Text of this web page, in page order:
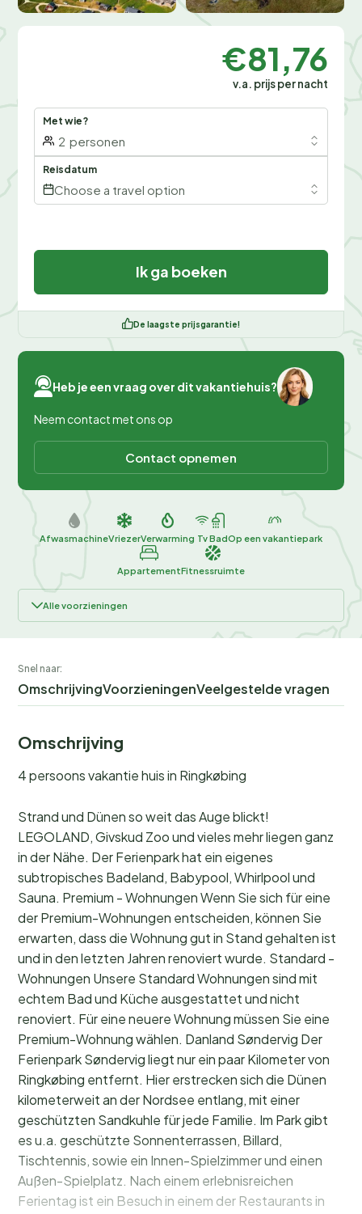
€81,76
v.a. prijs per nacht
Met wie?
2 personen
Reisdatum
Choose a travel option
Ik ga boeken
De laagste prijsgarantie!
Heb je een vraag over dit vakantiehuis?
Neem contact met ons op
Contact opnemen
AfwasmachineVriezerVerwarming TvBadOp een vakantiepark
AppartementFitnessruimte
Alle voorzieningen
Snel naar:
OmschrijvingVoorzieningenVeelgestelde vragen
Omschrijving
4 persoons vakantie huis in Ringkøbing
Strand und Dünen so weit das Auge blickt!
LEGOLAND, Givskud Zoo und vieles mehr liegen ganz
in der Nähe. Der Ferienpark hat ein eigenes
subtropisches Badeland, Babypool, Whirlpool und
Sauna. Premium - Wohnungen Wenn Sie sich für eine
der Premium-Wohnungen entscheiden, können Sie
erwarten, dass die Wohnung gut in Stand gehalten ist
und in den letzten Jahren renoviert wurde. Standard -
Wohnungen Unsere Standard Wohnungen sind mit
echtem Bad und Küche ausgestattet und nicht
renoviert. Für eine neuere Wohnung müssen Sie eine
Premium-Wohnung wählen. Danland Søndervig Der
Ferienpark Søndervig liegt nur ein paar Kilometer von
Ringkøbing entfernt. Hier erstrecken sich die Dünen
kilometerweit an der Nordsee entlang, mit einer
geschützten Sandkuhle für jede Familie. Im Park gibt
es u.a. geschützte Sonnenterrassen, Billard,
Tischtennis, sowie ein Innen-Spielzimmer und einen
Außen-Spielplatz. Nach einem erlebnisreichen
Ferientag ist ein Besuch in einem der Restaurants in